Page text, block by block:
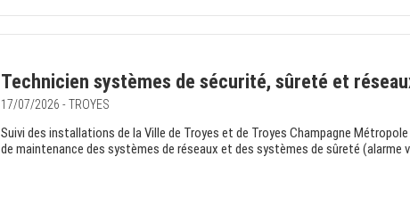
Technicien systèmes de sécurité, sûreté et
17/07/2026 - TROYES
Suivi des installations de la Ville de Troyes et de Troyes Champagne
de maintenance des systèmes de réseaux et des systèmes de sûreté (alarme